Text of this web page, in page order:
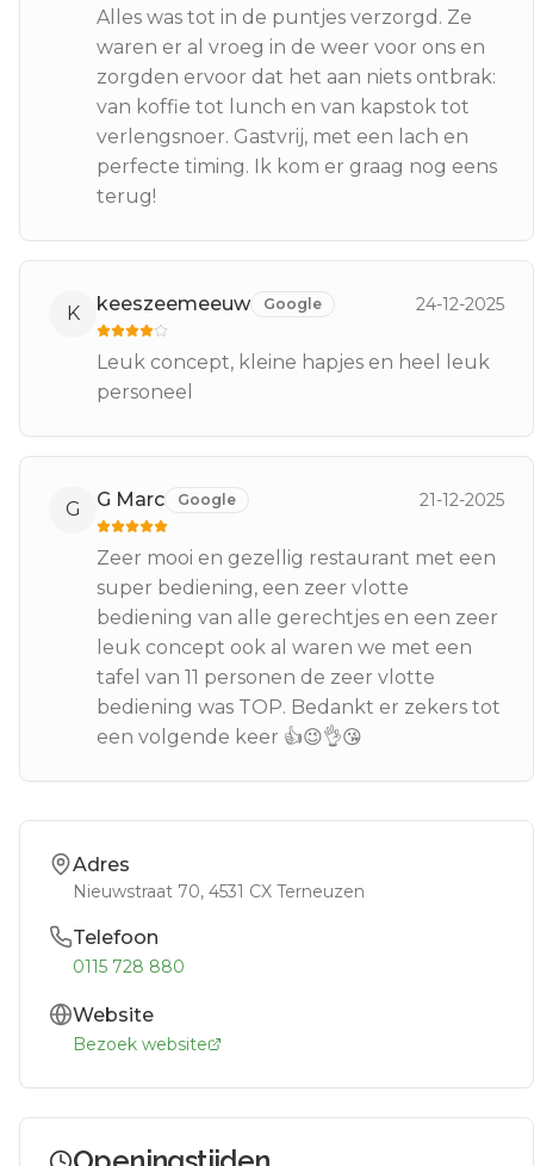
Alles was tot in de puntjes verzorgd. Ze
waren er al vroeg in de weer voor ons en
zorgden ervoor dat het aan niets ontbrak:
van koffie tot lunch en van kapstok tot
verlengsnoer. Gastvrij, met een lach en
perfecte timing. Ik kom er graag nog eens
terug!
K keeszeemeeuw Google 24-12-2025
Leuk concept, kleine hapjes en heel leuk
personeel
G G Marc Google 21-12-2025
Zeer mooi en gezellig restaurant met een
super bediening, een zeer vlotte
bediening van alle gerechtjes en een zeer
leuk concept ook al waren we met een
tafel van 11 personen de zeer vlotte
bediening was TOP. Bedankt er zekers tot
een volgende keer 👍😉👌😘
Adres
Nieuwstraat 70, 4531 CX Terneuzen
Telefoon
0115 728 880
Website
Bezoek website